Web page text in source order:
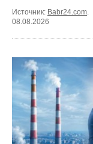
Источник: Babr24.com
08.08.2026